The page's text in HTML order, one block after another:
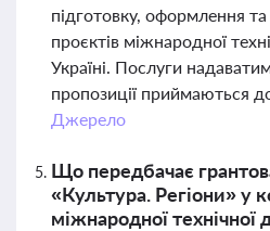
підготовку, оформлення
проєктів міжнародної
Україні. Послуги
пропозиції приймаються
Джерело
Що передбачає
«Культура. Регіони» у
міжнародної технічної